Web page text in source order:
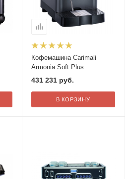
Кофемашина Carimali
Armonia Soft Plus
431 231руб.
В КОРЗИНУ